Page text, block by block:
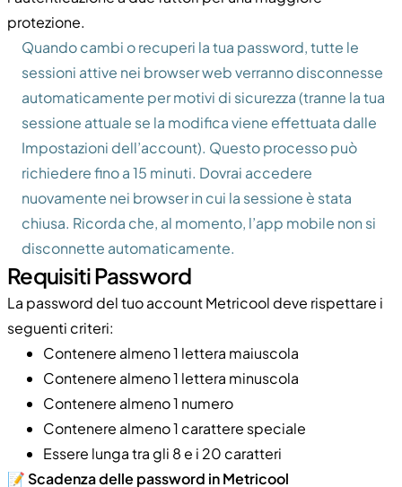
protezione.
Quando cambi o recuperi la tua password, tutte le
sessioni attive nei browser web verranno disconnesse
automaticamente per motivi di sicurezza (tranne la tua
sessione attuale se la modifica viene effettuata dalle
Impostazioni dell’account). Questo processo può
richiedere fino a 15 minuti. Dovrai accedere
nuovamente nei browser in cui la sessione è stata
chiusa. Ricorda che, al momento, l’app mobile non si
disconnette automaticamente.
Requisiti Password
La password del tuo account Metricool deve rispettare i
seguenti criteri:
Contenere almeno 1 lettera maiuscola
Contenere almeno 1 lettera minuscola
Contenere almeno 1 numero
Contenere almeno 1 carattere speciale
Essere lunga tra gli 8 e i 20 caratteri
📝 Scadenza delle password in Metricool